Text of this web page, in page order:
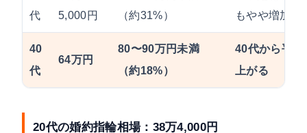
代
5,000円
（約31%）
もやや増加
40
代
64万円
80〜90万円未満
（約18%）
40代から平均
上がる
20代の婚約指輪相場：38万4,000円